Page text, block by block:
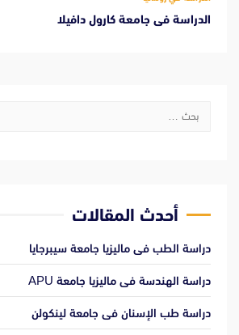
الدراسة فى جامعة كارول دافيلا
البحث
أحدث المقالات
دراسة الطب فى ماليزيا جامعة سيبرجايا
دراسة الهندسة فى ماليزيا جامعة APU
دراسة طب الإسنان فى جامعة لينكولن